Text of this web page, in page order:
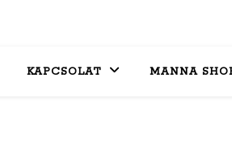
KAPCSOLAT MANNA